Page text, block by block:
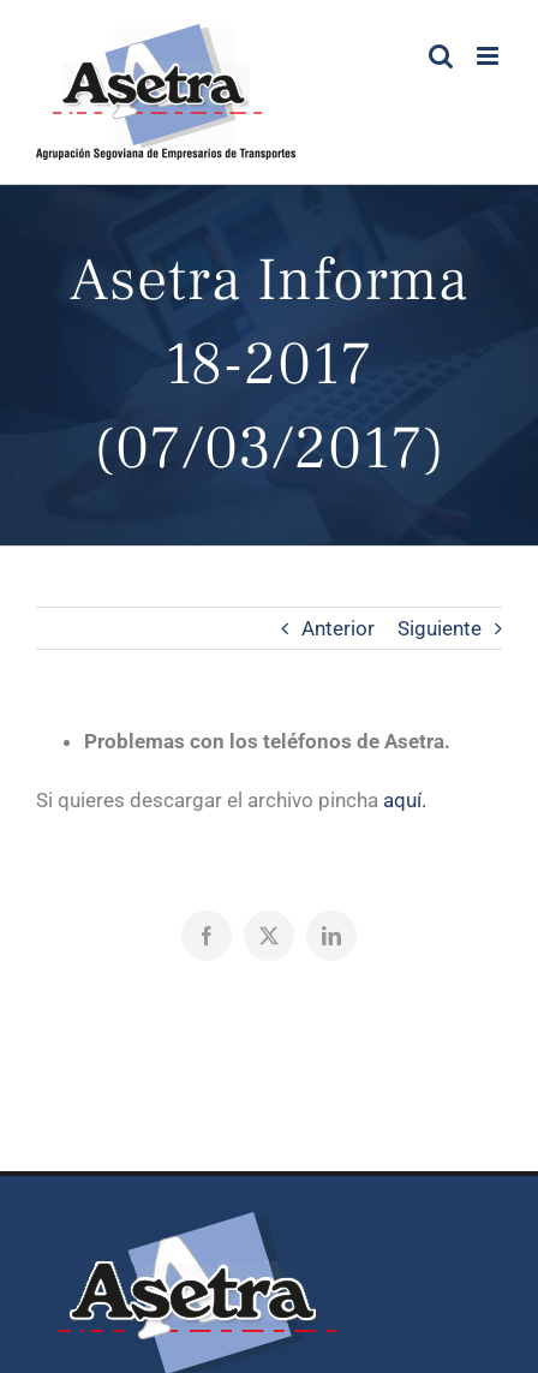
contenido
Asetra Informa
18-2017
(07/03/2017)
Anterior Siguiente
Problemas con los teléfonos de Asetra.
Si quieres descargar el archivo pincha aquí.
Facebook
X LinkedIn